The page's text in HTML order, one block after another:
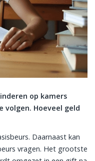
op kamers
volgen. Hoeveel geld
Daarnaast kan
vragen. Het grootste